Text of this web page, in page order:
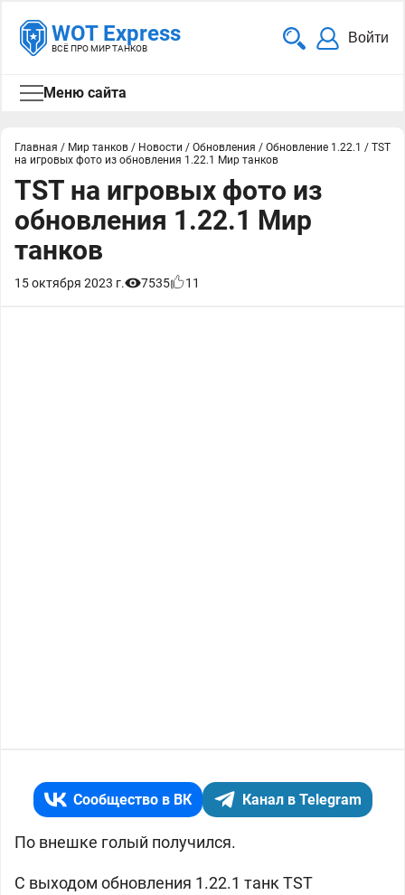
WOT Express
ВСЁ ПРО МИР ТАНКОВ
Войти
Меню сайта
Главная / Мир танков / Новости / Обновления / Обновление 1.22.1 / TST
на игровых фото из обновления 1.22.1 Мир танков
TST на игровых фото из
обновления 1.22.1 Мир
танков
15 октября 2023 г. 7535 11
Сообщество в ВК Канал в Telegram
По внешке голый получился.
С выходом обновления 1.22.1 танк TST